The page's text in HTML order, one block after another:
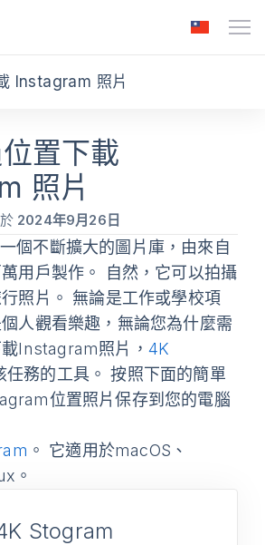
Instagram 照片
置下載
照片
於 2024年9月26日
個不斷擴大的圖片庫，由來自
用戶製作。 自然，它可以拍攝
照片。 無論是工作或學校項
人觀看樂趣，無論您為什麼需
Instagram照片， 4K
任務的工具。 按照下面的簡單
位置照片保存到您的電腦
。 它適用於macOS、
。
Stogram